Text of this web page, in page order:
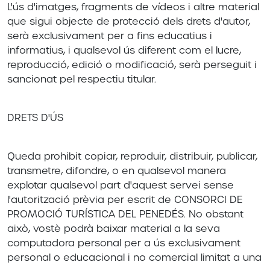
L'ús d'imatges, fragments de vídeos i altre material
que sigui objecte de protecció dels drets d'autor,
serà exclusivament per a fins educatius i
informatius, i qualsevol ús diferent com el lucre,
reproducció, edició o modificació, serà perseguit i
sancionat pel respectiu titular.
DRETS D'ÚS
Queda prohibit copiar, reproduir, distribuir, publicar,
transmetre, difondre, o en qualsevol manera
explotar qualsevol part d'aquest servei sense
l'autorització prèvia per escrit de CONSORCI DE
PROMOCIÓ TURÍSTICA DEL PENEDÉS. No obstant
això, vostè podrà baixar material a la seva
computadora personal per a ús exclusivament
personal o educacional i no comercial limitat a una